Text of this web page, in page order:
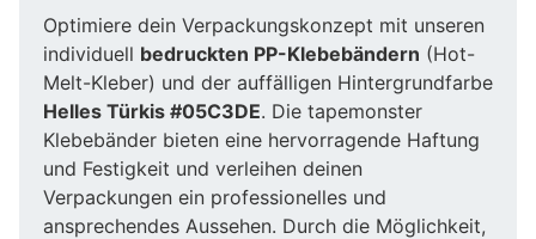
Optimiere dein Verpackungskonzept mit unseren
individuell bedruckten PP-Klebebändern (Hot-
Melt-Kleber) und der auffälligen Hintergrundfarbe
Helles Türkis #05C3DE. Die tapemonster
Klebebänder bieten eine hervorragende Haftung
und Festigkeit und verleihen deinen
Verpackungen ein professionelles und
ansprechendes Aussehen. Durch die Möglichkeit,